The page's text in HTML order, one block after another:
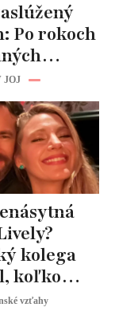
Po rokoch
čas
JOJ
kolega
koľko
neho
vzťahy